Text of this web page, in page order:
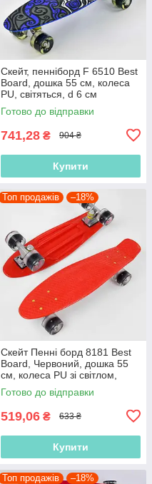
Скейт, пенніборд F 6510 Best
Board, дошка 55 см, колеса
PU, світяться, d 6 см
(дитянський пінні борд)
Готово до відправки
741,28 ₴ 904 ₴
Купити
Топ продажів –18%
Скейт Пенні борд 8181 Best
Board, Червоний, дошка 55
см, колеса PU зі світлом,
діаметр 6 см (Пеніборд)
Готово до відправки
519,06 ₴ 633 ₴
Купити
Топ продажів –18%